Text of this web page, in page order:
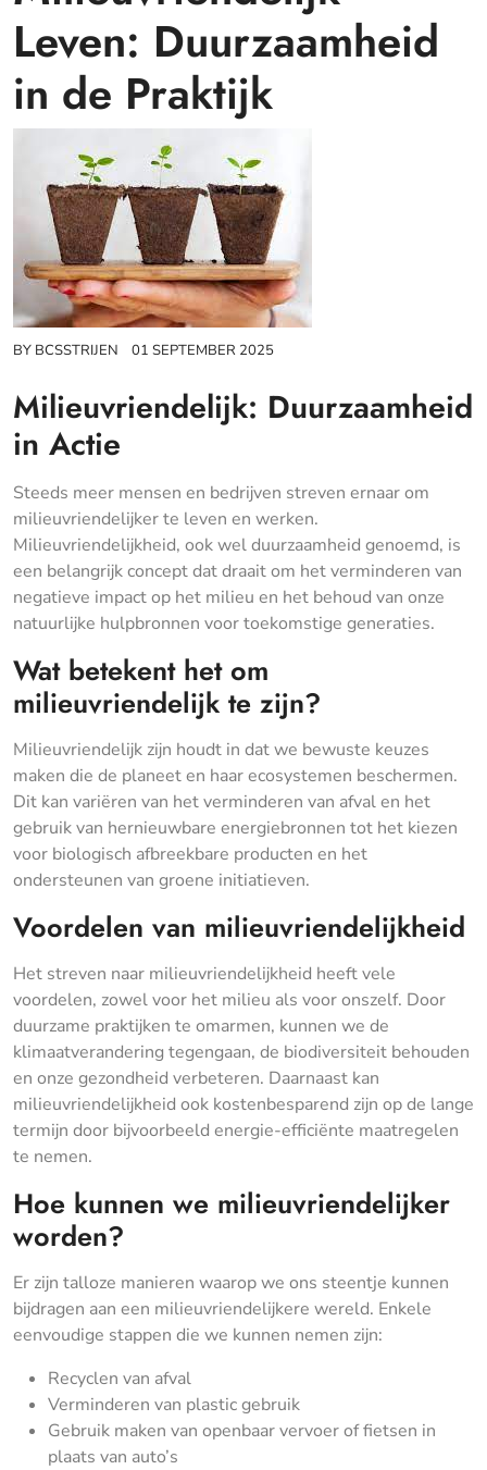
Leven: Duurzaamheid
in de Praktijk
BY BCSSTRIJEN 01 SEPTEMBER 2025
Milieuvriendelijk: Duurzaamheid
in Actie
Steeds meer mensen en bedrijven streven ernaar om
milieuvriendelijker te leven en werken.
Milieuvriendelijkheid, ook wel duurzaamheid genoemd, is
een belangrijk concept dat draait om het verminderen van
negatieve impact op het milieu en het behoud van onze
natuurlijke hulpbronnen voor toekomstige generaties.
Wat betekent het om
milieuvriendelijk te zijn?
Milieuvriendelijk zijn houdt in dat we bewuste keuzes
maken die de planeet en haar ecosystemen beschermen.
Dit kan variëren van het verminderen van afval en het
gebruik van hernieuwbare energiebronnen tot het kiezen
voor biologisch afbreekbare producten en het
ondersteunen van groene initiatieven.
Voordelen van milieuvriendelijkheid
Het streven naar milieuvriendelijkheid heeft vele
voordelen, zowel voor het milieu als voor onszelf. Door
duurzame praktijken te omarmen, kunnen we de
klimaatverandering tegengaan, de biodiversiteit behouden
en onze gezondheid verbeteren. Daarnaast kan
milieuvriendelijkheid ook kostenbesparend zijn op de lange
termijn door bijvoorbeeld energie-efficiënte maatregelen
te nemen.
Hoe kunnen we milieuvriendelijker
worden?
Er zijn talloze manieren waarop we ons steentje kunnen
bijdragen aan een milieuvriendelijkere wereld. Enkele
eenvoudige stappen die we kunnen nemen zijn:
Recyclen van afval
Verminderen van plastic gebruik
Gebruik maken van openbaar vervoer of fietsen in
plaats van auto’s